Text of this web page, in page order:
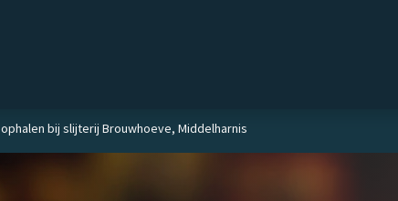
ophalen bij slijterij Brouwhoeve, Middelharnis